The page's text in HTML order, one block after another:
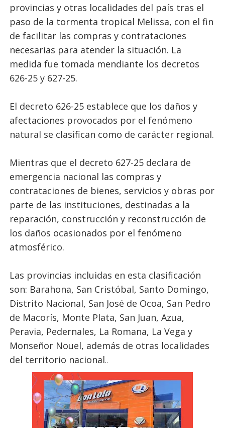
provincias y otras localidades del país tras el
paso de la tormenta tropical Melissa, con el fin
de facilitar las compras y contrataciones
necesarias para atender la situación. La
medida fue tomada mendiante los decretos
626-25 y 627-25.
El decreto 626-25 establece que los daños y
afectaciones provocados por el fenómeno
natural se clasifican como de carácter regional.
Mientras que el decreto 627-25 declara de
emergencia nacional las compras y
contrataciones de bienes, servicios y obras por
parte de las instituciones, destinadas a la
reparación, construcción y reconstrucción de
los daños ocasionados por el fenómeno
atmosférico.
Las provincias incluidas en esta clasificación
son: Barahona, San Cristóbal, Santo Domingo,
Distrito Nacional, San José de Ocoa, San Pedro
de Macorís, Monte Plata, San Juan, Azua,
Peravia, Pedernales, La Romana, La Vega y
Monseñor Nouel, además de otras localidades
del territorio nacional..